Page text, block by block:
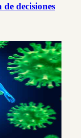
decisiones